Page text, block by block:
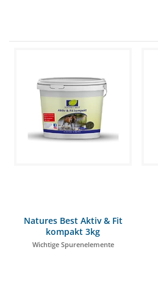
Natures Best Aktiv & Fit
kompakt 3kg
Wichtige Spurenelemente